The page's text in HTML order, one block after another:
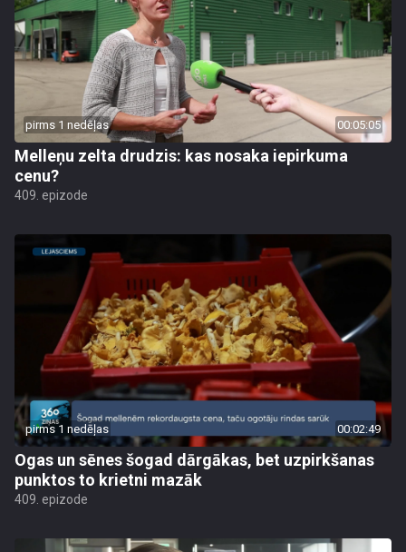
pirms 1 nedēļas 00:05:05
Melleņu zelta drudzis: kas nosaka iepirkuma
cenu?
409. epizode
pirms 1 nedēļas 00:02:49
Ogas un sēnes šogad dārgākas, bet uzpirkšanas
punktos to krietni mazāk
409. epizode